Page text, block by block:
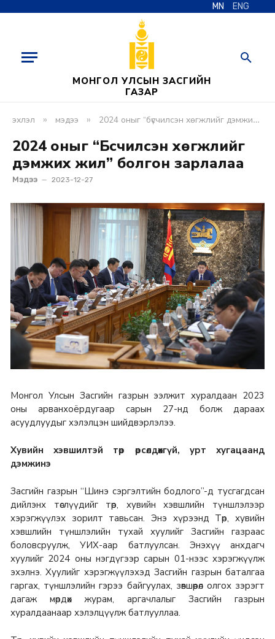
MN ENG
МОНГОЛ УЛСЫН ЗАСГИЙН
ГАЗАР
эхлэл » мэдээ » 2024 оныг “бүсчилсэн хөгжлийг дэмжих жил” болгон зарлалаа
2024 оныг “Бүсчилсэн хөгжлийг
дэмжих жил” болгон зарлалаа
Мэдээ 2023-12-27
Монгол Улсын Засгийн газрын ээлжит хуралдаан 2023
оны арванхоёрдугаар сарын 27-нд болж дараах
асуудлуудыг хэлэлцэн шийдвэрлэлээ.
Хувийн хэвшилтэй төр өрсөлдөхгүй, урт хугацаанд
дэмжинэ
Засгийн газрын “Шинэ сэргэлтийн бодлого”-д тусгагдсан
дийлэнх төслүүдийг төр, хувийн хэвшлийн түншлэлээр
хэрэгжүүлэх зорилт тавьсан. Энэ хүрээнд Төр, хувийн
хэвшлийн түншлэлийн тухай хуулийг Засгийн газраас
боловсруулж, УИХ-аар батлуулсан. Энэхүү анхдагч
хуулийг 2024 оны нэгдүгээр сарын 01-нээс хэрэгжүүлж
эхэлнэ. Хуулийг хэрэгжүүлэхэд Засгийн газрын баталгаа
гаргах, түншлэлийн гэрээ байгуулах, зөвшөөрөл олгох зэрэгт
дагаж мөрдөх журам, аргачлалыг Засгийн газрын
хуралдаанаар хэлэлцүүлж батлууллаа.